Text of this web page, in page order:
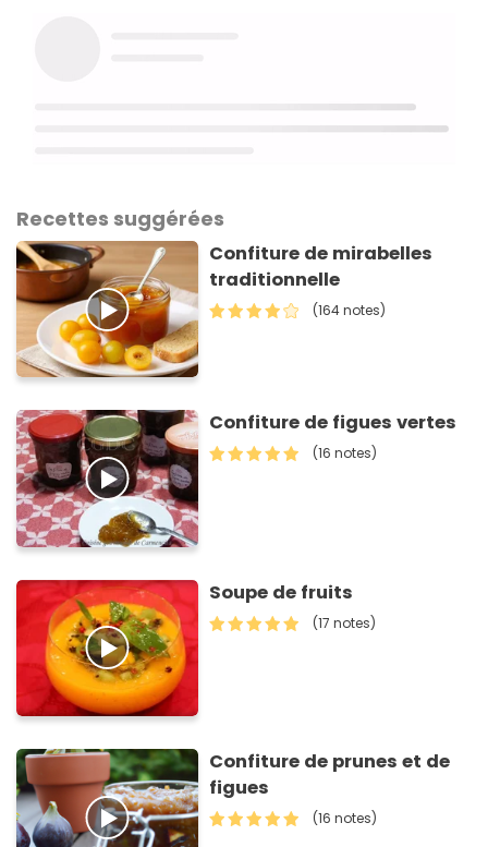
Recettes suggérées
Confiture de mirabelles
traditionnelle
(164 notes)
Confiture de figues vertes
(16 notes)
Soupe de fruits
(17 notes)
Confiture de prunes et de
figues
(16 notes)